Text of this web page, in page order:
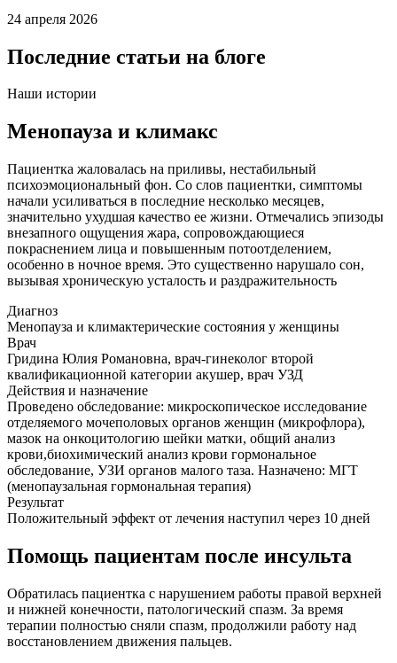
24 апреля 2026
Последние статьи на блоге
Наши истории
Менопауза и климакс
Пациентка жаловалась на приливы, нестабильный
психоэмоциональный фон. Со слов пациентки, симптомы
начали усиливаться в последние несколько месяцев,
значительно ухудшая качество ее жизни. Отмечались эпизоды
внезапного ощущения жара, сопровождающиеся
покраснением лица и повышенным потоотделением,
особенно в ночное время. Это существенно нарушало сон,
вызывая хроническую усталость и раздражительность
Диагноз
Менопауза и климактерические состояния у женщины
Врач
Гридина Юлия Романовна, врач-гинеколог второй
квалификационной категории акушер, врач УЗД
Действия и назначение
Проведено обследование: микроскопическое исследование
отделяемого мочеполовых органов женщин (микрофлора),
мазок на онкоцитологию шейки матки, общий анализ
крови,биохимический анализ крови гормональное
обследование, УЗИ органов малого таза. Назначено: МГТ
(менопаузальная гормональная терапия)
Результат
Положительный эффект от лечения наступил через 10 дней
Помощь пациентам после инсульта
Обратилась пациентка с нарушением работы правой верхней
и нижней конечности, патологический спазм. За время
терапии полностью сняли спазм, продолжили работу над
восстановлением движения пальцев.